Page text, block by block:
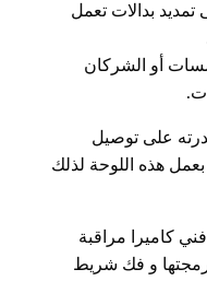
تمديد بدالات تعمل
أو الشركان
على توصيل
هذه اللوحة لذلك
كاميرا مراقبة
و فك شريط